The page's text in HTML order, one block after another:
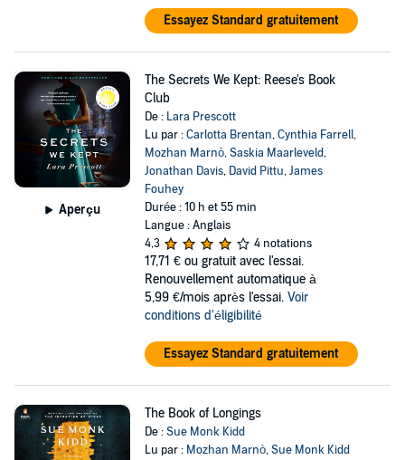
Essayez Standard gratuitement
Aperçu
The Secrets We Kept: Reese's Book
Club
De : Lara Prescott
Lu par :Carlotta Brentan,Cynthia Farrell,
Mozhan Marnò,Saskia Maarleveld,
Jonathan Davis, David Pittu,James
Fouhey
Durée : 10 h et 55 min
Langue : Anglais
4,3
4 notations
17,71 € ou gratuit avec l'essai.
Renouvellement automatique à
5,99 €/mois après l'essai. Voir
conditions d'éligibilité
Essayez Standard gratuitement
The Book of Longings
De :Sue Monk Kidd
Lu par : Mozhan Marnò,Sue Monk Kidd